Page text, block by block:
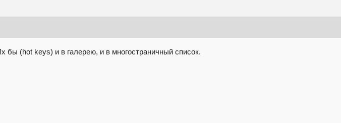
(hot keys) и в галерею, и в многостраничный список.